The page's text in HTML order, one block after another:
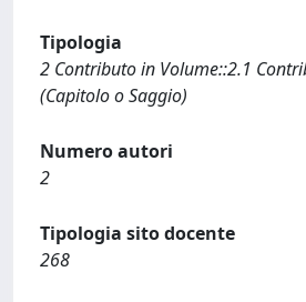
Tipologia
2 Contributo in Volume::2.1
(Capitolo o Saggio)
Numero autori
2
Tipologia sito docente
268